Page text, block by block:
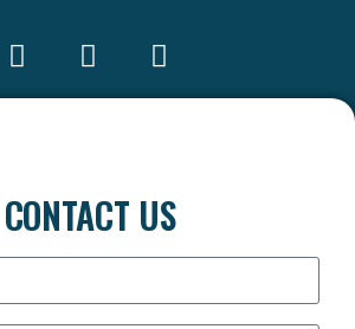
CONTACT US